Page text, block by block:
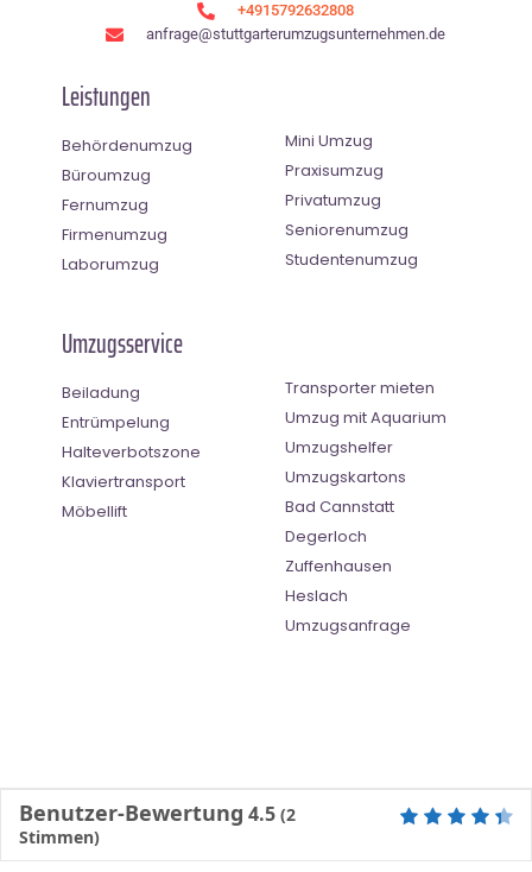
+4915792632808
anfrage@stuttgarterumzugsunternehmen.de
Leistungen
Behördenumzug
Büroumzug
Fernumzug
Firmenumzug
Laborumzug
Mini Umzug
Praxisumzug
Privatumzug
Seniorenumzug
Studentenumzug
Umzugsservice
Beiladung
Entrümpelung
Halteverbotszone
Klaviertransport
Möbellift
Transporter mieten
Umzug mit Aquarium
Umzugshelfer
Umzugskartons
Bad Cannstatt
Degerloch
Zuffenhausen
Heslach
Umzugsanfrage
Benutzer-Bewertung 4.5 (2
Stimmen)